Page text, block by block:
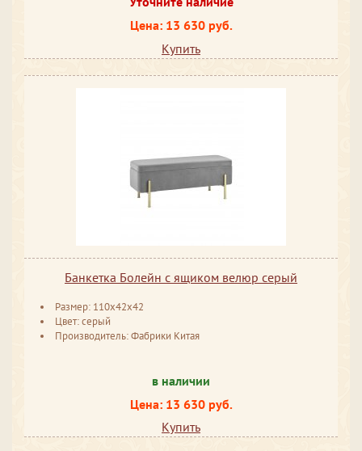
Цена: 13 630 руб.
Купить
Банкетка Болейн с ящиком велюр серый
Размер: 110x42x42
Цвет: серый
Производитель: Фабрики Китая
в наличии
Цена: 13 630 руб.
Купить